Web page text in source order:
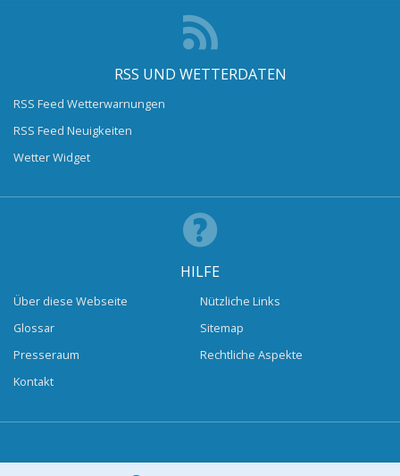
RSS UND WETTERDATEN
RSS Feed Wetterwarnungen
RSS Feed Neuigkeiten
Wetter Widget
HILFE
Über diese Webseite
Glossar
Presseraum
Kontakt
Nützliche Links
Sitemap
Rechtliche Aspekte